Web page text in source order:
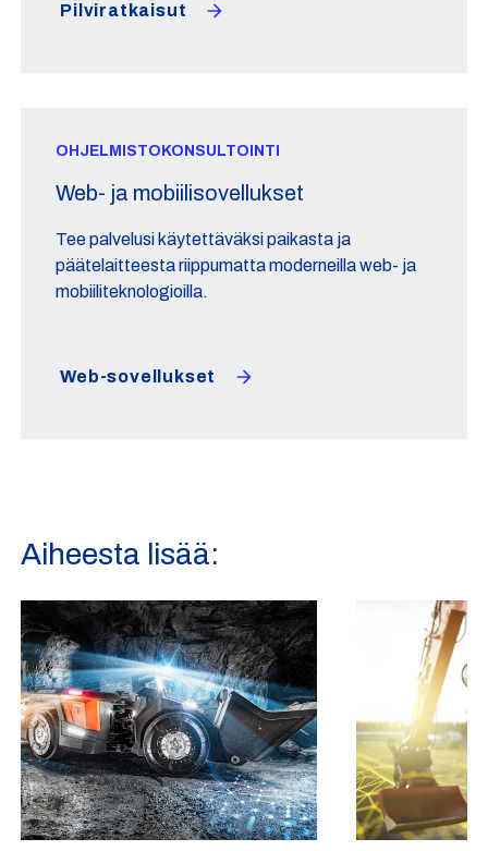
Pilviratkaisut
OHJELMISTOKONSULTOINTI
Web- ja mobiilisovellukset
Tee palvelusi käytettäväksi paikasta ja
päätelaitteesta riippumatta moderneilla web- ja
mobiiliteknologioilla.
Web-sovellukset
Aiheesta lisää: